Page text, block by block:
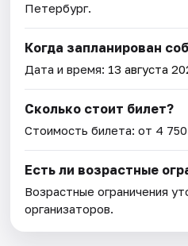
Петербург.
Когда запланирован
Дата и время: 13 августа
Сколько стоит билет?
Стоимость билета: от 4
Есть ли возрастные
Возрастные ограничения
организаторов.